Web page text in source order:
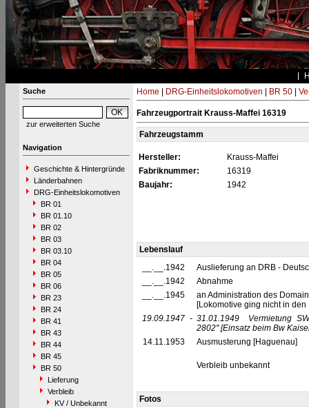
Suche
zur erweiterten Suche
Navigation
Geschichte & Hintergründe
Länderbahnen
DRG-Einheitslokomotiven
BR 01
BR 01.10
BR 02
BR 03
BR 03.10
BR 04
BR 05
BR 06
BR 23
BR 24
BR 41
BR 43
BR 44
BR 45
BR 50
Lieferung
Verbleib
KV / Unbekannt
Home DRG-Einheitslokomotiven BR 50|
Fahrzeugportrait Krauss-Maffei 16319
Fahrzeugstamm
Hersteller:
Krauss-Maffei
Fabriknummer:
16319
Baujahr:
1942
Lebenslauf
__.__.1942
Auslieferung an DRB -
__.__.1942
Abnahme
__.__.1945
an Administration des
[Lokomotive ging nicht in
19.09.1947 - 31.01.1949
Vermietung
2802" [Einsatz beim Bw
14.11.1953
Ausmusterung [Haguenau]
Verbleib unbekannt
Fotos